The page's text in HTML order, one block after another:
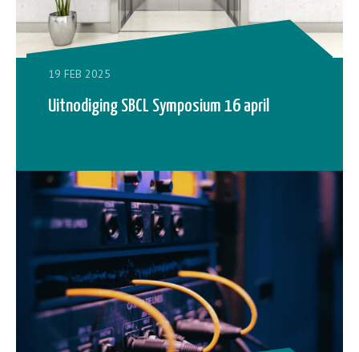
19 FEB 2025
Uitnodiging SBCL Symposium 16 april